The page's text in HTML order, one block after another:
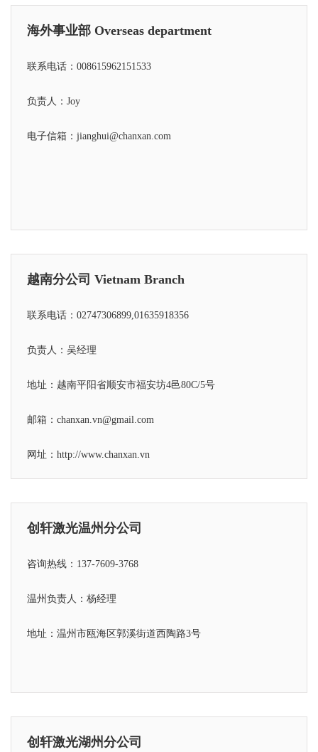
海外事业部 Overseas department
联系电话：008615962151533
负责人：Joy
电子信箱：jianghui@chanxan.com
越南分公司 Vietnam Branch
联系电话：02747306899,01635918356
负责人：吴经理
地址：越南平阳省顺安市福安坊4邑80C/5号
邮箱：chanxan.vn@gmail.com
网址：http://www.chanxan.vn
创轩激光温州分公司
咨询热线：137-7609-3768
温州负责人：杨经理
地址：温州市瓯海区郭溪街道西陶路3号
创轩激光湖州分公司